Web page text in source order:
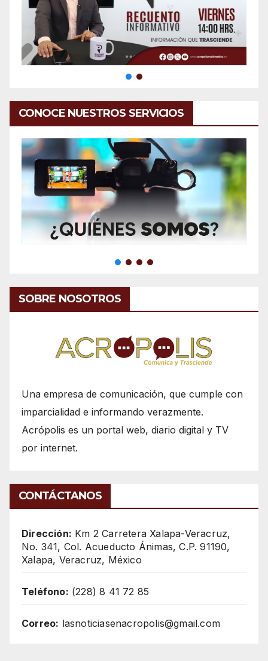
CONOCE NUESTROS SERVICIOS
SOBRE NOSOTROS
Una empresa de comunicación, que cumple con
imparcialidad e informando verazmente.
Acrópolis es un portal web, diario digital y TV
por internet.
CONTÁCTANOS
Dirección: Km 2 Carretera Xalapa-Veracruz,
No. 341, Col. Acueducto Ánimas, C.P. 91190,
Xalapa, Veracruz, México
Teléfono: (228) 8 41 72 85
Correo: lasnoticiasenacropolis@gmail.com